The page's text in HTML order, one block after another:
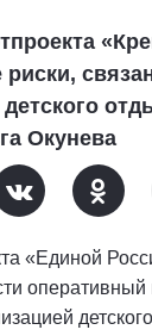
Окунева
«Единой
оперативный